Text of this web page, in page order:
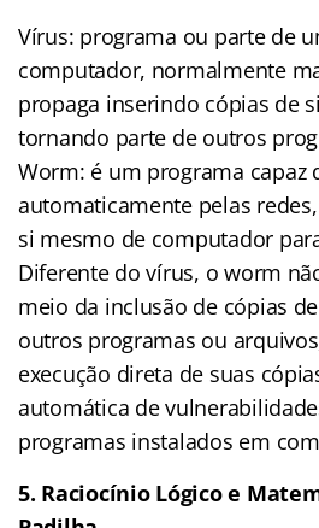
Vírus: programa ou parte de
computador, normalmente
propaga inserindo cópias de
tornando parte de outros
Worm: é um programa capaz
automaticamente pelas
si mesmo de computador
Diferente do vírus, o worm
meio da inclusão de cópias
outros programas ou
execução direta de suas
automática de
programas instalados em
5. Raciocínio Lógico e